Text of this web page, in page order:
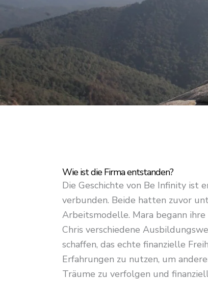
Wie ist die Firma entstanden?
Die Geschichte von Be Infinity ist
verbunden. Beide hatten zuvor
Arbeitsmodelle. Mara begann
Chris verschiedene
schaffen, das echte finanzielle
Erfahrungen zu nutzen, um
Träume zu verfolgen und